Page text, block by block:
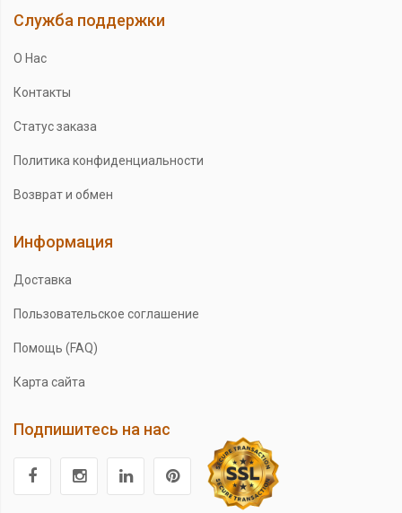
Служба поддержки
О Нас
Контакты
Статус заказа
Политика конфиденциальности
Возврат и обмен
Информация
Доставка
Пользовательское соглашение
Помощь (FAQ)
Карта сайта
Подпишитесь на нас